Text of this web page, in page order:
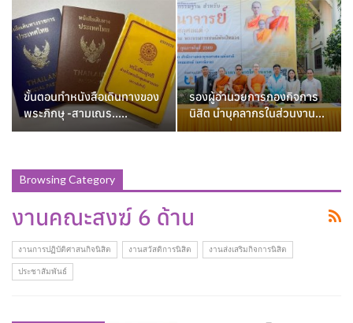
ขั้นตอนทำหนังสือเดินทางของ
พระภิกษุ -สามเณร…..
รองผู้อำนวยการกองกิจการ
นิสิต นำบุคลากรในส่วนงาน…
Browsing Category
งานคณะสงฆ์ 6 ด้าน
งานการปฏิบัติศาสนกิจนิสิต งานสวัสดิการนิสิต งานส่งเสริมกิจการนิสิต
ประชาสัมพันธ์